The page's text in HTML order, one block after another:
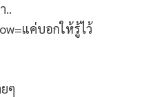
..
แค่บอกให้รู้ไว้
ๆ